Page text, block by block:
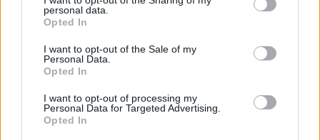
personal data.
Opted In
I want to opt-out of the Sale of my
Personal Data.
Opted In
I want to opt-out of processing my
Personal Data for Targeted Advertising.
Opted In
Publicidad